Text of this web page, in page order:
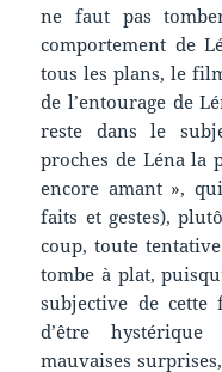
ne faut pas
comportement de
tous les plans, le
de l’entourage de
reste dans le
proches de Léna la
encore amant »,
faits et gestes),
coup, toute
tombe à plat,
subjective de
d’être
mauvaises